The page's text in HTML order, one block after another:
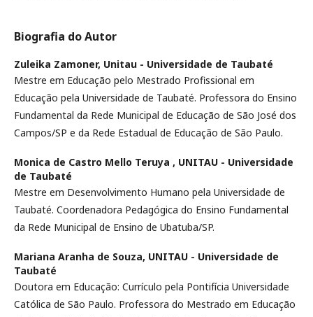
Biografia do Autor
Zuleika Zamoner, Unitau - Universidade de Taubaté
Mestre em Educação pelo Mestrado Profissional em
Educação pela Universidade de Taubaté. Professora do Ensino
Fundamental da Rede Municipal de Educação de São José dos
Campos/SP e da Rede Estadual de Educação de São Paulo.
Monica de Castro Mello Teruya , UNITAU - Universidade
de Taubaté
Mestre em Desenvolvimento Humano pela Universidade de
Taubaté. Coordenadora Pedagógica do Ensino Fundamental
da Rede Municipal de Ensino de Ubatuba/SP.
Mariana Aranha de Souza, UNITAU - Universidade de
Taubaté
Doutora em Educação: Currículo pela Pontifícia Universidade
Católica de São Paulo. Professora do Mestrado em Educação